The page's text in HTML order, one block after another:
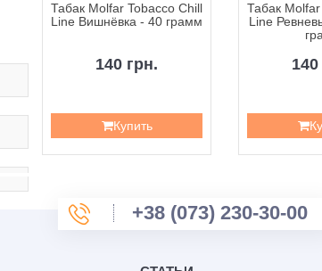
Табак Molfar Tobacco Chill
Line Вишнёвка - 40 грамм
140 грн.
Купить
Табак
Line
140
+38 (073) 230-30-00